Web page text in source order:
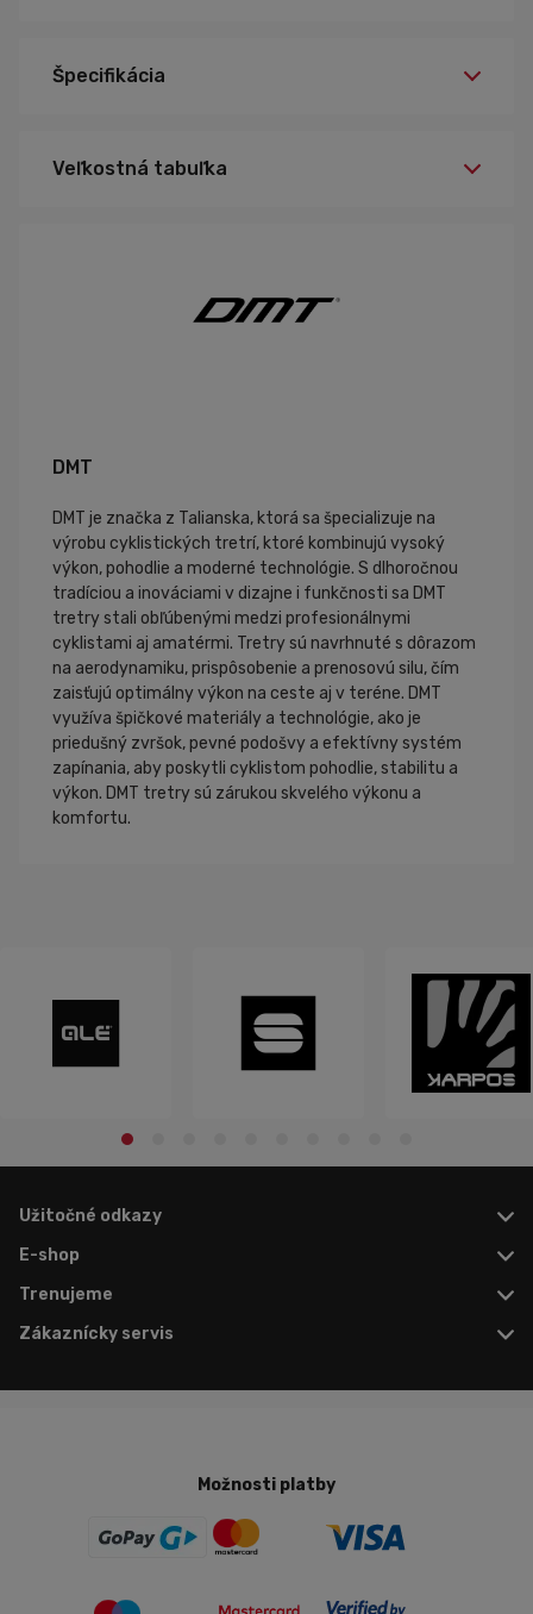
Špecifikácia
sivá
Veľkostná tabuľka
DMT
DMT je značka z Talianska, ktorá sa špecializuje na
výrobu cyklistických tretrí, ktoré kombinujú vysoký
výkon, pohodlie a moderné technológie. S dlhoročnou
tradíciou a inováciami v dizajne i funkčnosti sa DMT
tretry stali obľúbenými medzi profesionálnymi
cyklistami aj amatérmi. Tretry sú navrhnuté s dôrazom
na aerodynamiku, prispôsobenie a prenosovú silu, čím
zaisťujú optimálny výkon na ceste aj v teréne. DMT
využíva špičkové materiály a technológie, ako je
priedušný zvršok, pevné podošvy a efektívny systém
zapínania, aby poskytli cyklistom pohodlie, stabilitu a
výkon. DMT tretry sú zárukou skvelého výkonu a
komfortu.
Užitočné odkazy
E-shop
Trenujeme
Zákaznícky servis
Možnosti platby